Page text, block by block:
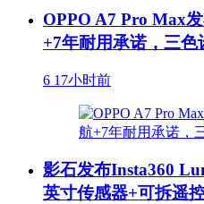
OPPO A7 Pro Max
+7年耐用承诺，三色
6 17小时前
影石发布Insta360
英寸传感器+可拆遥